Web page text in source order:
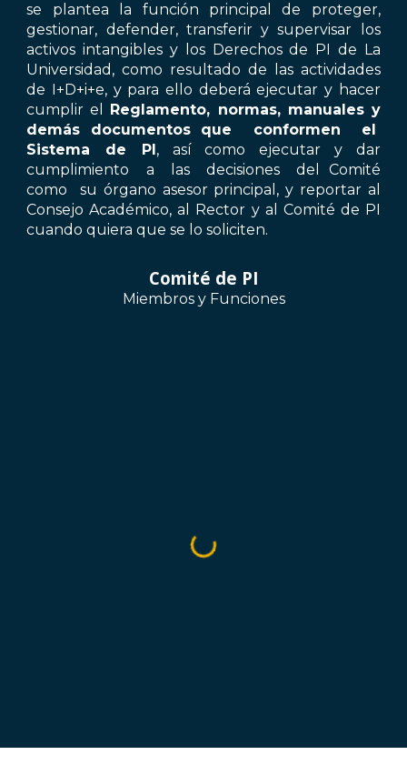
se plantea la función principal de proteger,
gestionar, defender, transferir y supervisar los
activos intangibles y los Derechos de PI de La
Universidad, como resultado de las actividades
de I+D+i+e, y para ello deberá ejecutar y hacer
cumplir el Reglamento, normas, manuales y
demás documentos que conformen el
Sistema de PI, así como ejecutar y dar
cumplimiento a las decisiones del Comité
como su órgano asesor principal, y reportar al
Consejo Académico, al Rector y al Comité de PI
cuando quiera que se lo soliciten.
Comité de PI
Miembros y Funciones